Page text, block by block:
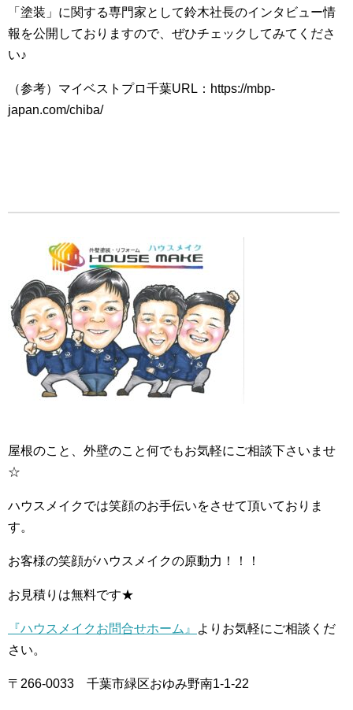
「塗装」に関する専門家として鈴木社長のインタビュー情
報を公開しておりますので、ぜひチェックしてみてくださ
い♪
（参考）マイベストプロ千葉URL：https://mbp-
japan.com/chiba/
屋根のこと、外壁のこと何でもお気軽にご相談下さいませ
☆
ハウスメイクでは笑顔のお手伝いをさせて頂いておりま
す。
お客様の笑顔がハウスメイクの原動力！！！
お見積りは無料です★
『ハウスメイクお問合せホーム』
よりお気軽にご相談くだ
さい。
〒266-0033 千葉市緑区おゆみ野南1-1-22